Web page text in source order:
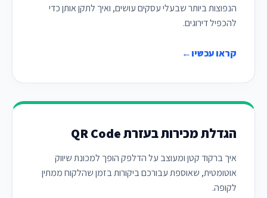
הנפוצות ביותר שבעלי עסקים עושים, ואיך לתקן אותן כדי
להכפיל דירוגים.
קראו עכשיו←
הגדלת מכירות בעזרת QR Code
איך ברקוד קטן ומעוצב על הדלפק הופך למכונת שיווק
אוטומטית, שאוספת עבורכם ביקורות בזמן שהלקוח ממתין
לקופה.